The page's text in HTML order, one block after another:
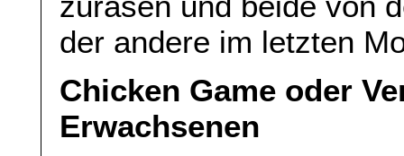
der andere im letzten
Chicken Game oder
Erwachsenen